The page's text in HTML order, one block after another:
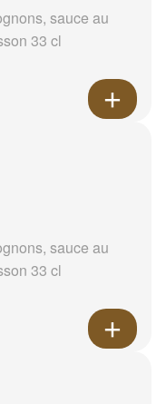
sauce au
33 cl
sauce au
33 cl